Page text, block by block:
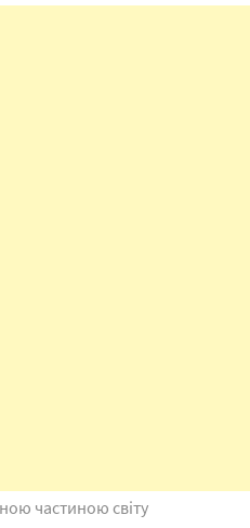
частиною світу